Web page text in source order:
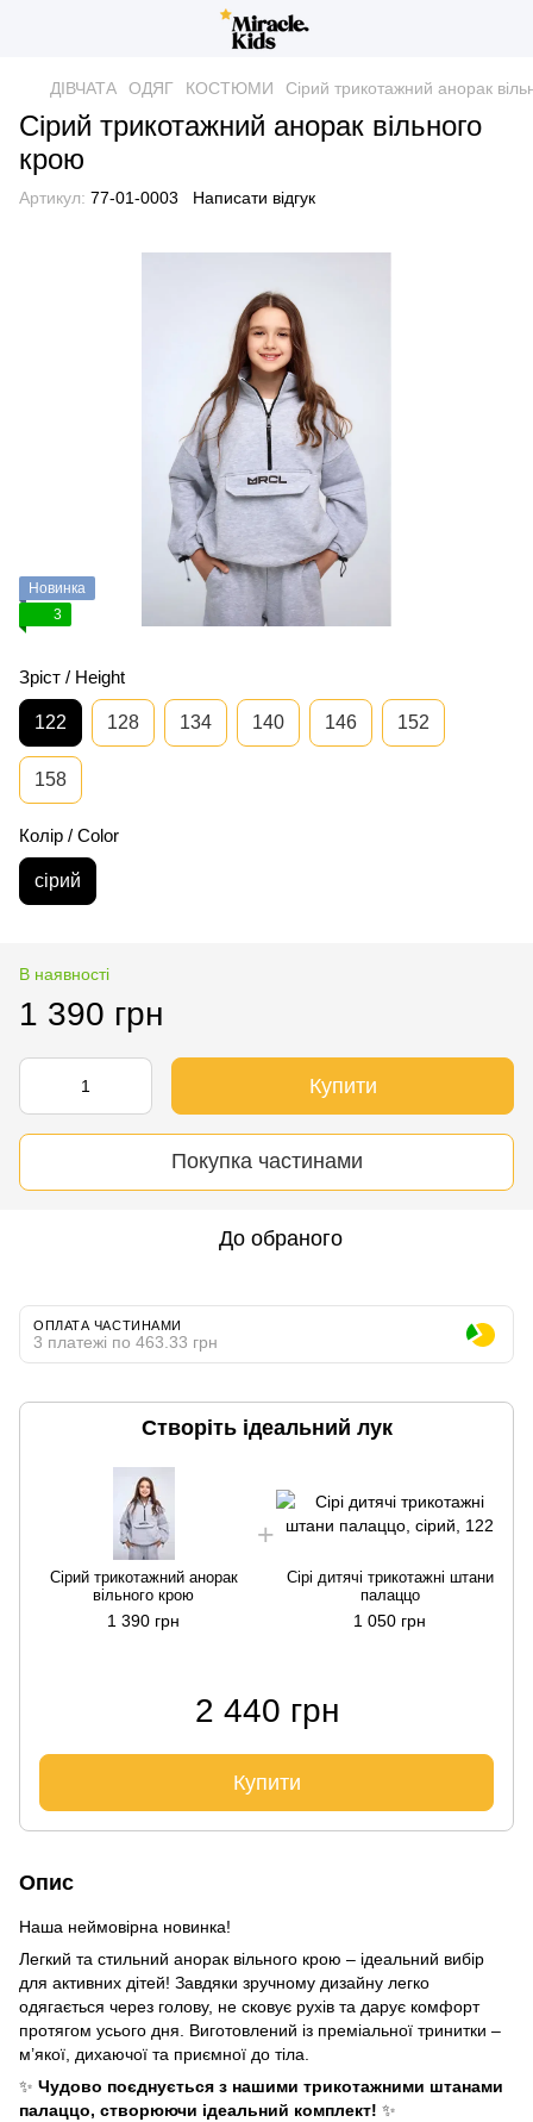
ДІВЧАТА ОДЯГ КОСТЮМИ Сірий трикотажний анорак
Сірий трикотажний анорак вільного
крою
Артикул: 77-01-0003 Написати відгук
Новинка
3
Зріст / Height
122 128 134 140 146 152
158
Колір / Color
сірий
В наявності
1 390 грн
Купити
Покупка частинами
До обраного
ОПЛАТА ЧАСТИНАМИ
3 платежі по 463.33 грн
Створіть ідеальний лук
Сірий трикотажний анорак
вільного крою
1 390 грн
Сірі дитячі трикотажні штани
палаццо
1 050 грн
2 440 грн
Купити
Опис
Наша неймовірна новинка!
Легкий та стильний анорак вільного крою – ідеальний вибір
для активних дітей! Завдяки зручному дизайну легко
одягається через голову, не сковує рухів та дарує комфорт
протягом усього дня. Виготовлений із преміальної тринитки –
м’якої, дихаючої та приємної до тіла.
✨ Чудово поєднується з нашими трикотажними штанами
палаццо, створюючи ідеальний комплект! ✨